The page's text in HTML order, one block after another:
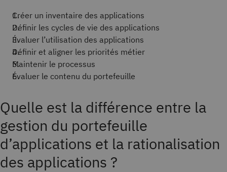
Créer un inventaire des applications
Définir les cycles de vie des applications
Évaluer l’utilisation des applications
Définir et aligner les priorités métier
Maintenir le processus
Évaluer le contenu du portefeuille
Quelle est la différence entre la
gestion du portefeuille
d’applications et la rationalisation
des applications ?